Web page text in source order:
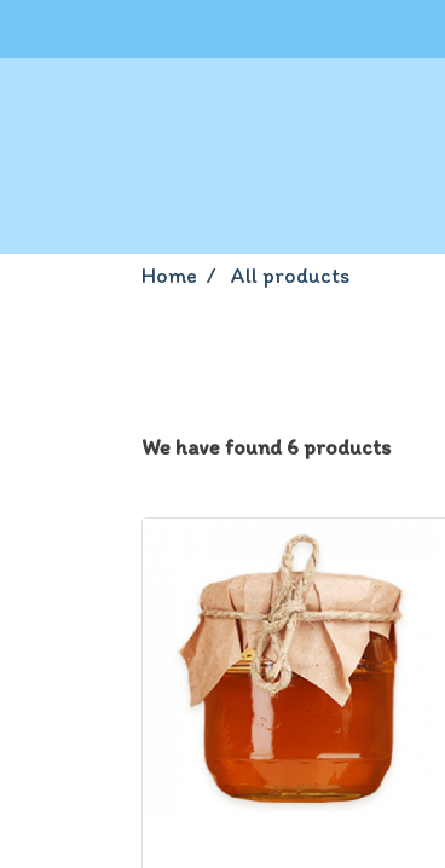
Home All products
We have found 6 products